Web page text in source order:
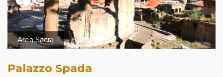
Area Sacra
Palazzo Spada